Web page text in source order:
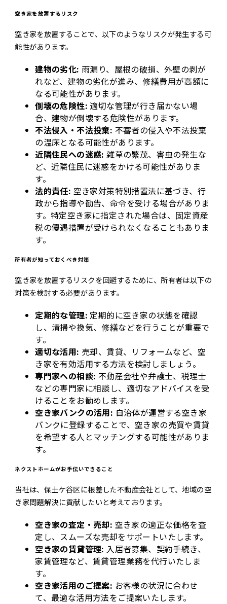
空き家を放置するリスク
空き家を放置することで、以下のようなリスクが発生する可
能性があります。
建物の劣化: 雨漏り、屋根の破損、外壁の剥が
れなど、建物の劣化が進み、修繕費用が高額に
なる可能性があります。
倒壊の危険性: 適切な管理が行き届かない場
合、建物が倒壊する危険性があります。
不法侵入・不法投棄: 不審者の侵入や不法投棄
の温床となる可能性があります。
近隣住民への迷惑: 雑草の繁茂、害虫の発生な
ど、近隣住民に迷惑をかける可能性がありま
す。
法的責任: 空き家対策特別措置法に基づき、行
政から指導や勧告、命令を受ける場合がありま
す。特定空き家に指定された場合は、固定資産
税の優遇措置が受けられなくなることもありま
す。
所有者が知っておくべき対策
空き家を放置するリスクを回避するために、所有者は以下の
対策を検討する必要があります。
定期的な管理: 定期的に空き家の状態を確認
し、清掃や換気、修繕などを行うことが重要で
す。
適切な活用: 売却、賃貸、リフォームなど、空
き家を有効活用する方法を検討しましょう。
専門家への相談: 不動産会社や弁護士、税理士
などの専門家に相談し、適切なアドバイスを受
けることをお勧めします。
空き家バンクの活用: 自治体が運営する空き家
バンクに登録することで、空き家の売買や賃貸
を希望する人とマッチングする可能性がありま
す。
ネクストホームがお手伝いできること
当社は、保土ケ谷区に根差した不動産会社として、地域の空
き家問題解決に貢献したいと考えております。
空き家の査定・売却: 空き家の適正な価格を査
定し、スムーズな売却をサポートいたします。
空き家の賃貸管理: 入居者募集、契約手続き、
家賃管理など、賃貸管理業務を代行いたしま
す。
空き家活用のご提案: お客様の状況に合わせ
て、最適な活用方法をご提案いたします。